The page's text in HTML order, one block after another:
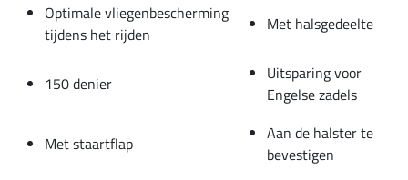
Optimale vliegenbescherming
tijdens het rijden
Met halsgedeelte
150 denier
Uitsparing voor
Engelse zadels
Met staartflap
Aan de halster te
bevestigen